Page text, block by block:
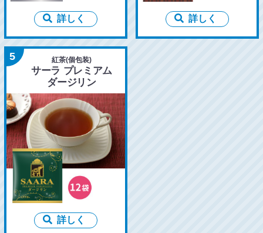
詳しく 詳しく
5 紅茶(個包装)
サーラ プレミアム
ダージリン
詳しく